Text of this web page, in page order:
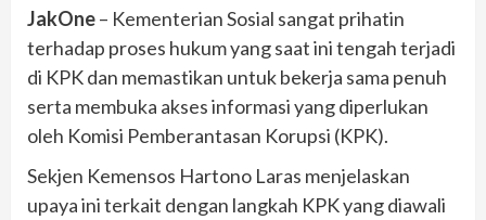
JakOne– Kementerian Sosial sangat prihatin
terhadap proses hukum yang saat ini tengah terjadi
di KPK dan memastikan untuk bekerja sama penuh
serta membuka akses informasi yang diperlukan
oleh Komisi Pemberantasan Korupsi (KPK).
Sekjen Kemensos Hartono Laras menjelaskan
upaya ini terkait dengan langkah KPK yang diawali